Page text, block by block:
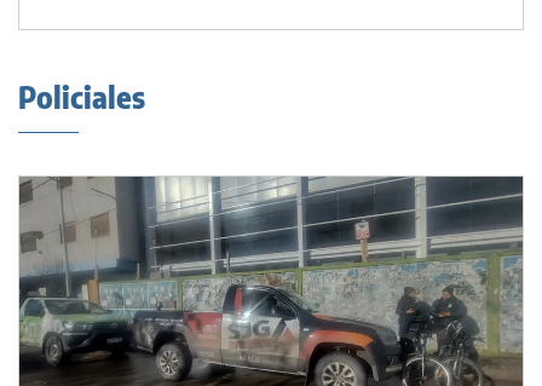
Policiales